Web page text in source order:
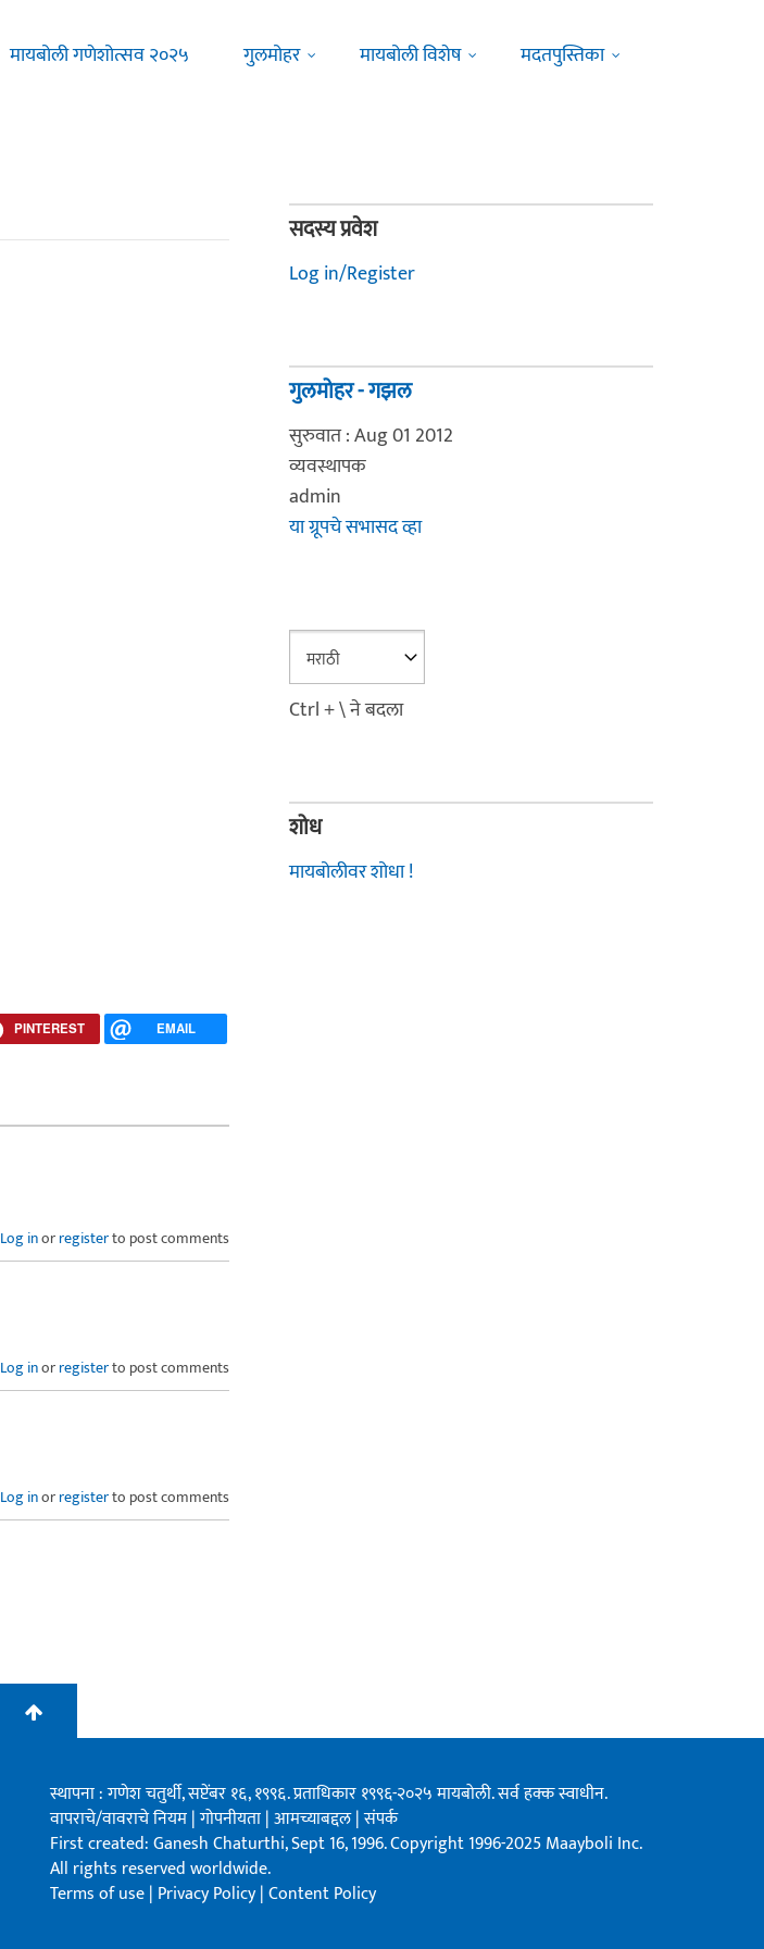
मायबोली गणेशोत्सव २०२५ गुलमोहर मायबोली विशेष मदतपुस्तिका
PINTEREST EMAIL
Log inorregisterto post comments
Log inorregisterto post comments
Log inorregisterto post comments
सदस्य प्रवेश
Log in/Register
गुलमोहर - गझल
सुरुवात : Aug 01 2012
व्यवस्थापक
admin
या ग्रूपचे सभासद व्हा
Ctrl + \ ने बदला
शोध
मायबोलीवर शोधा !
स्थापना : गणेश चतुर्थी, सप्टेंबर १६, १९९६. प्रताधिकार १९९६-२०२५ मायबोली. सर्व हक्क स्वाधीन.
वापराचे/वावराचे नियम|गोपनीयता|आमच्याबद्दल|संपर्क
First created: Ganesh Chaturthi, Sept 16, 1996. Copyright 1996-2025 Maayboli Inc.
All rights reserved worldwide.
Terms of use| Privacy Policy|Content Policy